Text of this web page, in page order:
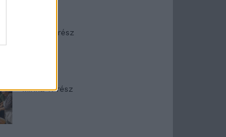
Minka 8. rész
Minka 7. rész